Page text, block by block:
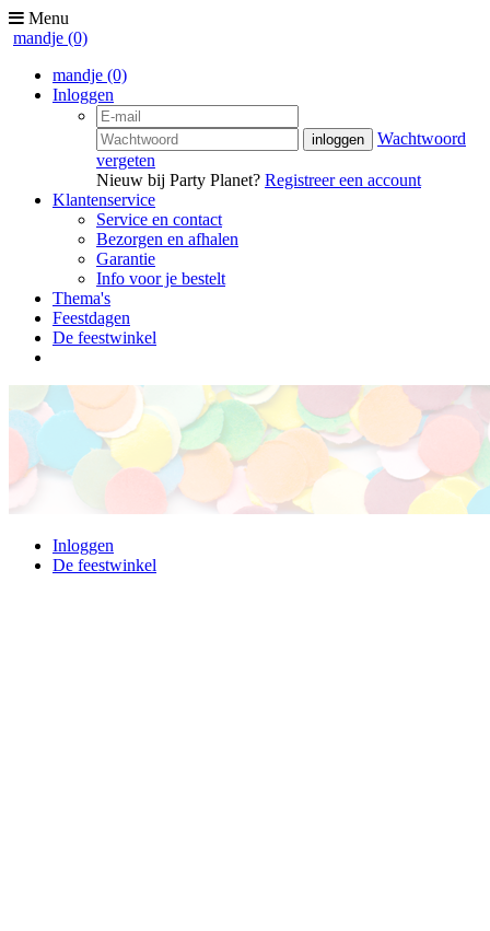
Menu
mandje (0)
mandje (0)
Inloggen
Wachtwoord
vergeten
Nieuw bij Party Planet? Registreer een account
Klantenservice
Service en contact
Bezorgen en afhalen
Garantie
Info voor je bestelt
Thema's
Feestdagen
De feestwinkel
Inloggen
De feestwinkel